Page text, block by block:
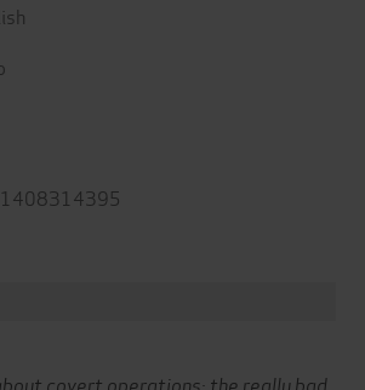
covert operations: the really bad